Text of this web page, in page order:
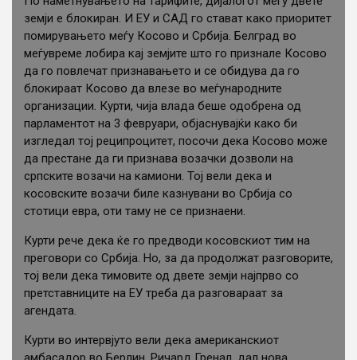
земји е блокиран. И ЕУ и САД го стават како приоритет
помирувањето меѓу Косово и Србија. Белград во
меѓувреме лобира кај земјите што го признале Косово
да го повлечат признавањето и се обидува да го
блокираат Косово да влезе во меѓународните
организации. Курти, чија влада беше одобрена од
парламентот на 3 февруари, објаснувајќи како би
изгледал тој реципроцитет, посочи дека Косово може
да престане да ги признава возачки дозволи на
српските возачи на камиони. Тој вели дека и
косовските возачи биле казнувани во Србија со
стотици евра, оти таму не се признаени.
Курти рече дека ќе го предводи косовскиот тим на
преговори со Србија. Но, за да продолжат разговорите,
тој вели дека тимовите од двете земји најпрво со
претставниците на ЕУ треба да разговараат за
агендата.
Курти во интервјуто вели дека американскиот